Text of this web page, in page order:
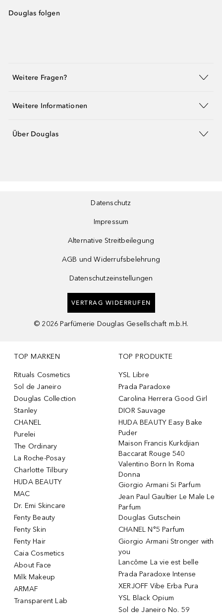
Douglas folgen
Weitere Fragen?
Weitere Informationen
Über Douglas
Datenschutz
Impressum
Alternative Streitbeilegung
AGB und Widerrufsbelehrung
Datenschutzeinstellungen
VERTRAG WIDERRUFEN
© 2026 Parfümerie Douglas Gesellschaft m.b.H.
TOP MARKEN
Rituals Cosmetics
Sol de Janeiro
Douglas Collection
Stanley
CHANEL
Purelei
The Ordinary
La Roche-Posay
Charlotte Tilbury
HUDA BEAUTY
MAC
Dr. Emi Skincare
Fenty Beauty
Fenty Skin
Fenty Hair
Caia Cosmetics
About Face
Milk Makeup
ARMAF
Transparent Lab
TOP PRODUKTE
YSL Libre
Prada Paradoxe
Carolina Herrera Good Girl
DIOR Sauvage
HUDA BEAUTY Easy Bake
Puder
Maison Francis Kurkdjian
Baccarat Rouge 540
Valentino Born In Roma
Donna
Giorgio Armani Si Parfum
Jean Paul Gaultier Le Male Le
Parfum
Douglas Gutschein
CHANEL N°5 Parfum
Giorgio Armani Stronger with
you
Lancôme La vie est belle
Prada Paradoxe Intense
XERJOFF Vibe Erba Pura
YSL Black Opium
Sol de Janeiro No. 59